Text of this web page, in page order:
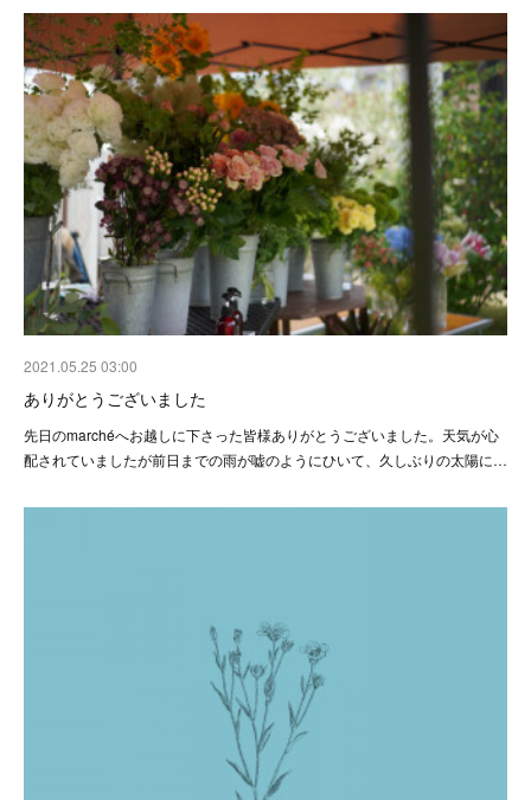
2021.05.25 03:00
ありがとうございました
先日のmarchéへお越しに下さった皆様ありがとうございました。天気が心
配されていましたが前日までの雨が嘘のようにひいて、久しぶりの太陽に…